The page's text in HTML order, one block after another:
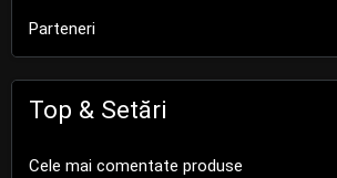
Parteneri
Top & Setări
Cele mai comentate produse